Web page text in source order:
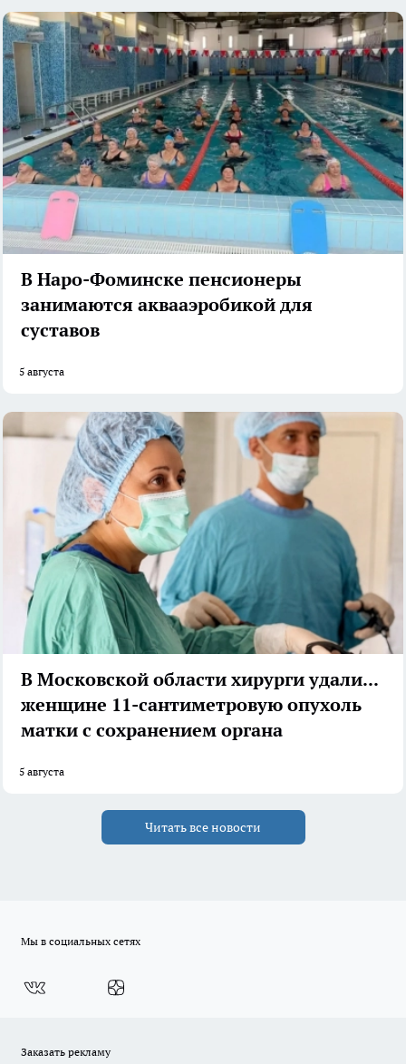
В Наро-Фоминске пенсионеры
занимаются аквааэробикой для
суставов
5 августа
В Московской области хирурги удалили
женщине 11-сантиметровую опухоль
матки с сохранением органа
5 августа
Читать все новости
Мы в социальных сетях
Заказать рекламу